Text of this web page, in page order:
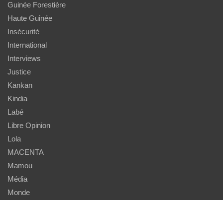
Guinée Forestière
Haute Guinée
Insécurité
International
Interviews
Justice
Kankan
Kindia
Labé
Libre Opinion
Lola
MACENTA
Mamou
Média
Monde